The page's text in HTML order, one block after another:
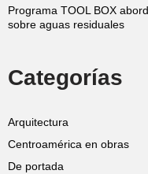
Programa TOOL BOX
sobre aguas residuales
Categorías
Arquitectura
Centroamérica en obras
De portada